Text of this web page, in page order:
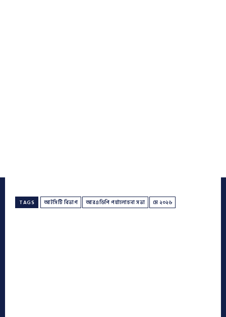
TAGS আইসিটি বিভাগ আর‌এডিপি পর্যালোচনা সভা মে ২০২৬